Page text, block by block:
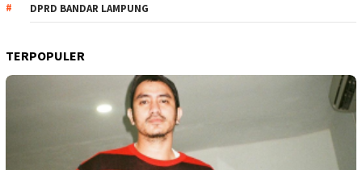
DPRD BANDAR LAMPUNG
TERPOPULER